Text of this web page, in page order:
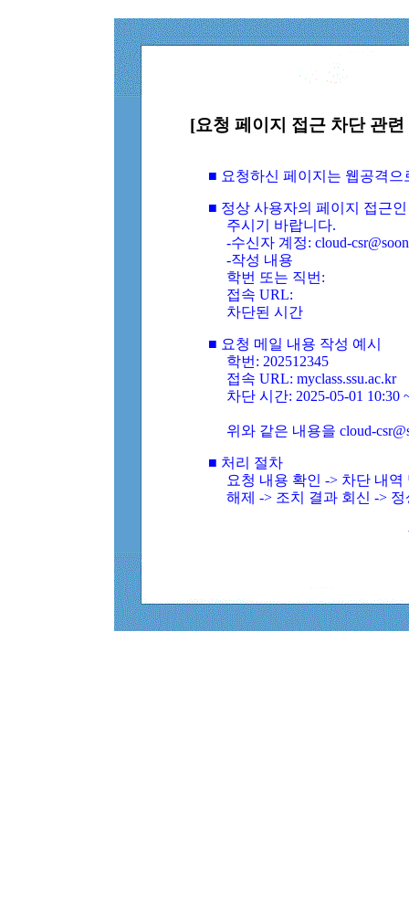
[요청 페이지 접근 차단 관
■ 요청하신 페이지는 웹공격
■ 정상 사용자의 페이지 접근
주시기 바랍니다.
-수신자 계정: cloud-
-작성 내용
학번 또는 직번:
접속 URL:
차단된 시간
■ 요청 메일 내용 작성 예시
학번: 202512345
접속 URL: myclass.ssu.ac.kr
차단 시간: 2025-05-01 10:30
위와 같은 내용을 cloud-
■ 처리 절차
요청 내용 확인 -> 차단 내
해제 -> 조치 결과 회신 ->